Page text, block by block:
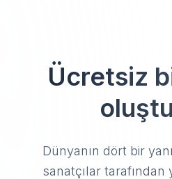
Ücretsiz
Dünyanın dört bir
sanatçılar tarafından